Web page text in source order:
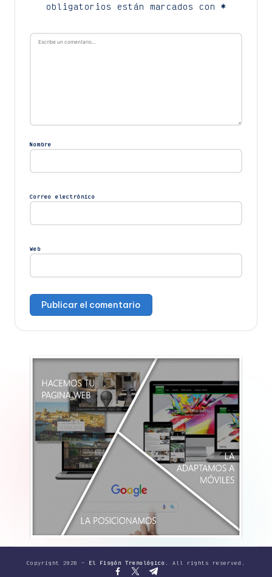
obligatorios están marcados con *
Nombre
Correo electrónico
Web
Copyright 2026 — El Fisgón Trenológico . All rights reserved.
FacebookTwitterCanal